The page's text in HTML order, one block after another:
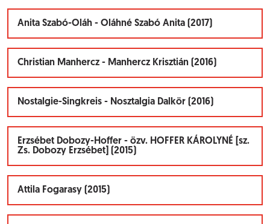
Anita Szabó-Oláh - Oláhné Szabó Anita (2017)
Christian Manhercz - Manhercz Krisztián (2016)
Nostalgie-Singkreis - Nosztalgia Dalkör (2016)
Erzsébet Dobozy-Hoffer - özv. HOFFER KÁROLYNÉ [sz.
Zs. Dobozy Erzsébet] (2015)
Attila Fogarasy (2015)